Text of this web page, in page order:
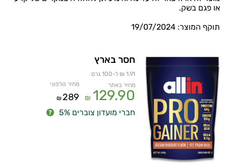
או פגם בשק.
תוקף המוצר: 19/07/2024
חסר בארץ
1.91 ₪ ל-100 גרם
מחיר באתר
129.90
₪
מחיר טלפוני
289
₪
חברי מועדון צוברים 5%